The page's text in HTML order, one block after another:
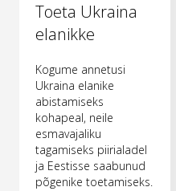
Toeta Ukraina
elanikke
Kogume annetusi
Ukraina elanike
abistamiseks
kohapeal, neile
esmavajaliku
tagamiseks piirialadel
ja Eestisse saabunud
põgenike toetamiseks.